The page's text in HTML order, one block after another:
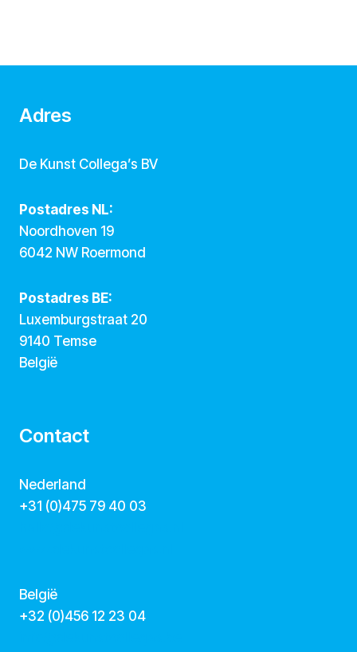
Adres
De Kunst Collega’s BV
Postadres NL:
Noordhoven 19
6042 NW Roermond
Postadres BE:
Luxemburgstraat 20
9140 Temse
België
Contact
Nederland
+31 (0)475 79 40 03
België
‭+32 (0)456 12 23 04‬